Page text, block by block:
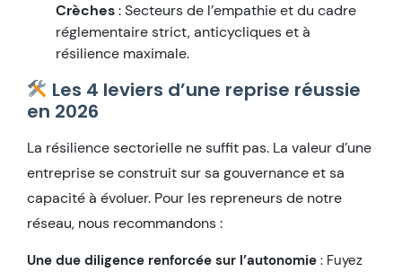
Crèches: Secteurs de l’empathie et du cadre
réglementaire strict, anticycliques et à
résilience maximale.
Les 4 leviers d’une reprise réussie
en 2026
La résilience sectorielle ne suffit pas. La valeur d’une
entreprise se construit sur sa gouvernance et sa
capacité à évoluer. Pour les repreneurs de notre
réseau, nous recommandons :
Une due diligence renforcée sur l’autonomie : Fuyez